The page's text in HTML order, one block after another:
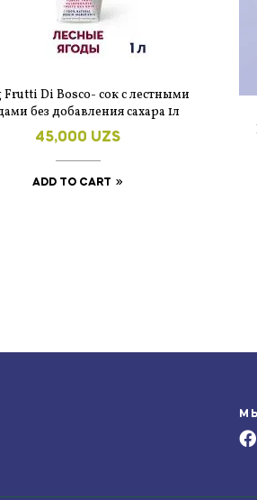
Frutti Di Bosco- cок с лестными
без добавления сахара 1л
45,000 UZS
ADD TO CART